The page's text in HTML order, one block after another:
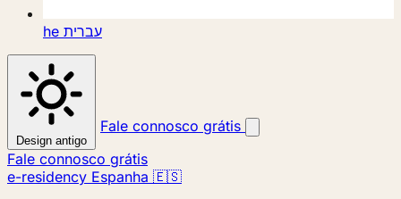
he עברית
Design antigo
Fale connosco grátis
Fale connosco grátis
e-residency Espanha 🇪🇸